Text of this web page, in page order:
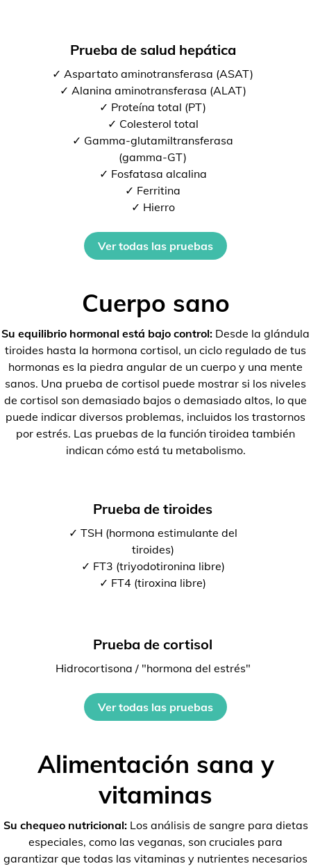
Prueba de salud hepática
✓ Aspartato aminotransferasa (ASAT)
✓ Alanina aminotransferasa (ALAT)
✓ Proteína total (PT)
✓ Colesterol total
✓ Gamma-glutamiltransferasa
(gamma-GT)
✓ Fosfatasa alcalina
✓ Ferritina
✓ Hierro
Ver todas las pruebas
Cuerpo sano
Su equilibrio hormonal está bajo control: Desde la glándula
tiroides hasta la hormona cortisol, un ciclo regulado de tus
hormonas es la piedra angular de un cuerpo y una mente
sanos. Una prueba de cortisol puede mostrar si los niveles
de cortisol son demasiado bajos o demasiado altos, lo que
puede indicar diversos problemas, incluidos los trastornos
por estrés. Las pruebas de la función tiroidea también
indican cómo está tu metabolismo.
Prueba de tiroides
✓ TSH (hormona estimulante del
tiroides)
✓ FT3 (triyodotironina libre)
✓ FT4 (tiroxina libre)
Prueba de cortisol
Hidrocortisona / "hormona del estrés"
Ver todas las pruebas
Alimentación sana y
vitaminas
Su chequeo nutricional:Los análisis de sangre para dietas
especiales, como las veganas, son cruciales para
garantizar que todas las vitaminas y nutrientes necesarios